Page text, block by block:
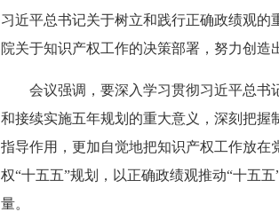
习近平总书记关于树立和践行正确政绩观
院关于知识产权工作的决策部署，努力创造
会议强调，要深入学习贯彻习近平总书
和接续实施五年规划的重大意义，深刻把
指导作用，更加自觉地把知识产权工作放
权“十五五”规划，以正确政绩观推动“十五
量。